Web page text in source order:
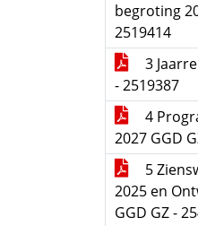
begroting
2519414
3
- 2519387
4
2027 GGD
5
2025 en
GGD GZ -